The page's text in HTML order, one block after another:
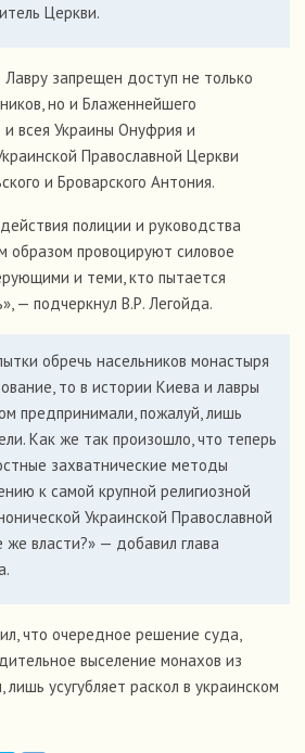
Церкви.
запрещен доступ не только
но и Блаженнейшего
и всея Украины Онуфрия и
Православной Церкви
и Броварского Антония.
полиции и руководства
образом провоцируют силовое
и теми, кто пытается
— подчеркнул В.Р. Легойда.
обречь насельников монастыря
то в истории Киева и лавры
предпринимали, пожалуй, лишь
Как же так произошло, что теперь
захватнические методы
к самой крупной религиозной
Украинской Православной
власти?» — добавил глава
что очередное решение суда,
выселение монахов из
усугубляет раскол в украинском